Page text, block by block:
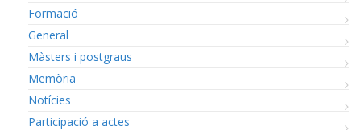
Formació
General
Màsters i postgraus
Memòria
Notícies
Participació a actes